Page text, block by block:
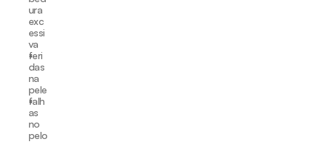
ura
exc
essi
va
feri
das
na
pele
falh
as
no
pelo